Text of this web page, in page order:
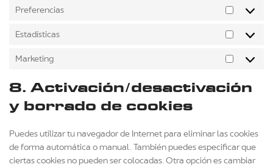
Preferencias
Estadísticas
Marketing
8. Activación/desactivación
y borrado de cookies
Puedes utilizar tu navegador de Internet para eliminar las cookies
de forma automática o manual. También puedes especificar que
ciertas cookies no pueden ser colocadas. Otra opción es cambiar